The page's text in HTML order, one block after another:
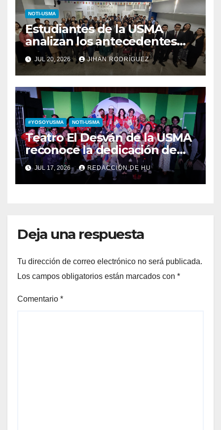
NOTI-USMA
Estudiantes de la USMA
analizan los antecedentes
del Derecho Romano junto a
diputada invitada
JUL 20, 2026 JIHAN RODRÍGUEZ
#YOSOYUSMA NOTI-USMA
Teatro El Desván de la USMA
reconoce la dedicación de
sus estudiantes en su 43
aniversario
JUL 17, 2026 REDACCIÓN DE HU
Deja una respuesta
Tu dirección de correo electrónico no será publicada.
Los campos obligatorios están marcados con *
Comentario *